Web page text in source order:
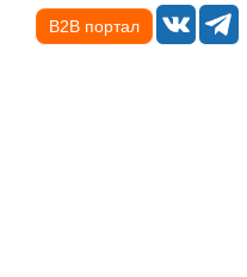
B2B портал